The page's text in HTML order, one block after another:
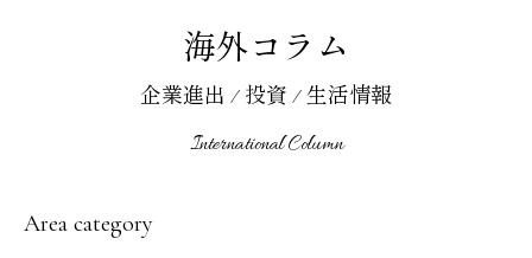
海外コラム
企業進出 / 投資 / 生活情報
International Column
Area category